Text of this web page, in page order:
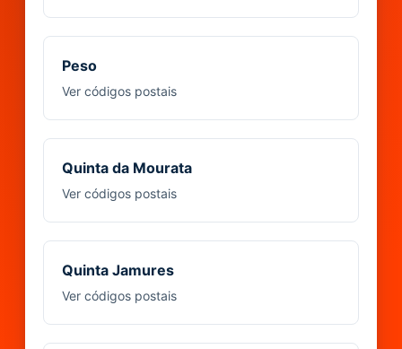
Peso
Ver códigos postais
Quinta da Mourata
Ver códigos postais
Quinta Jamures
Ver códigos postais